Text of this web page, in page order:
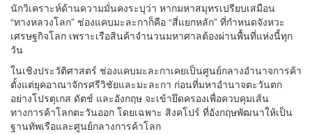
นักวิเคราะห์ด้านความมั่นคงระบุว่า หากมหาสมุทรเปรียบเสมือน
“ทางหลวงโลก” ช่องแคบมะละกาก็คือ “สี่แยกหลัก” ที่กำหนดจังหวะ
เศรษฐกิจโลก เพราะเรือสินค้าจำนวนมหาศาลต้องผ่านพื้นที่แห่งนี้ทุก
วัน
ในเชิงประวัติศาสตร์ ช่องแคบมะละกาเคยเป็นศูนย์กลางอำนาจการค้า
ตั้งแต่ยุคอาณาจักรศรีวิชัยและมะละกา ก่อนที่มหาอำนาจตะวันตก
อย่างโปรตุเกส ดัตช์ และอังกฤษ จะเข้ายึดครองเพื่อควบคุมเส้น
ทางการค้าโลกตะวันออก โดยเฉพาะ สิงคโปร์ ที่อังกฤษพัฒนาให้เป็น
ฐานทัพเรือและศูนย์กลางการค้าโลก